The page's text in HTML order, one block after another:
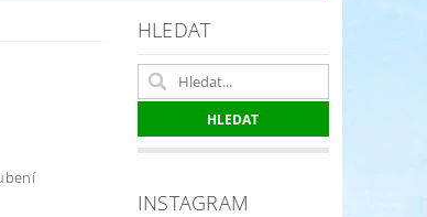
- BELCHIM
HLEDAT
INSTAGRAM